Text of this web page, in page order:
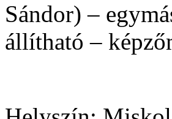
Sándor) –
állítható –